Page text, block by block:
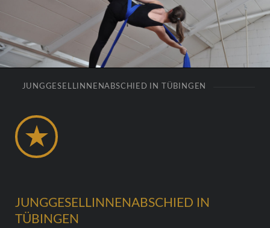
JUNGGESELLINNENABSCHIED IN TÜBINGEN
JUNGGESELLINNENABSCHIED IN
TÜBINGEN